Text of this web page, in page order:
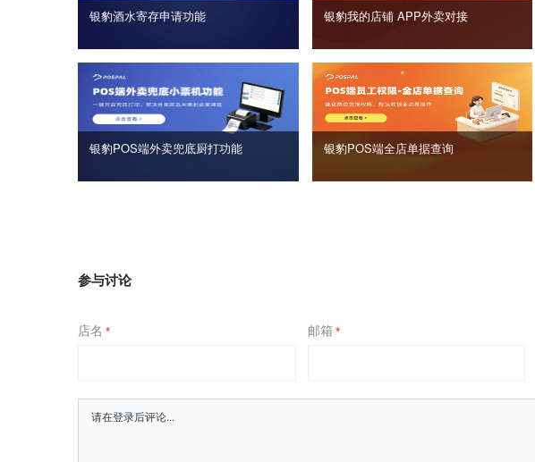
银豹酒水寄存申请功能 银豹我的店铺 APP外卖对接
银豹POS端外卖兜底厨打功能 银豹POS端全店单据查询
参与讨论
店名 * 邮箱 *